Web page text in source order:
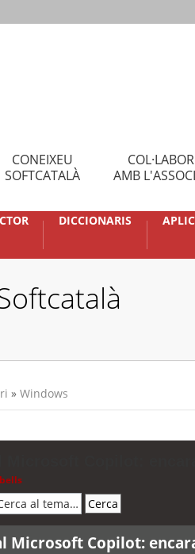
CONEIXEU
SOFTCATALÀ
AMB
DICCIONARIS
» Windows
Microsoft Copilot: